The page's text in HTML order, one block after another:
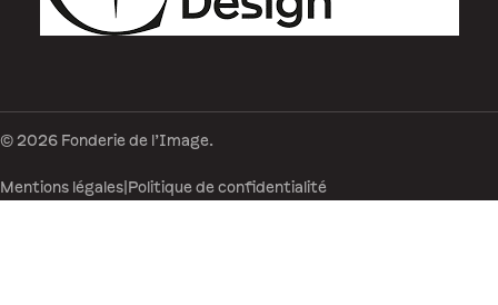
© 2026 Fonderie de l’Image.
Mentions légales Politique de confidentialité